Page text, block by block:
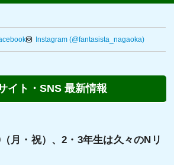
Instagram (@fantasista_nagaoka)
イト・SNS 最新情報
月・祝）、2・3年生は久々のNリ